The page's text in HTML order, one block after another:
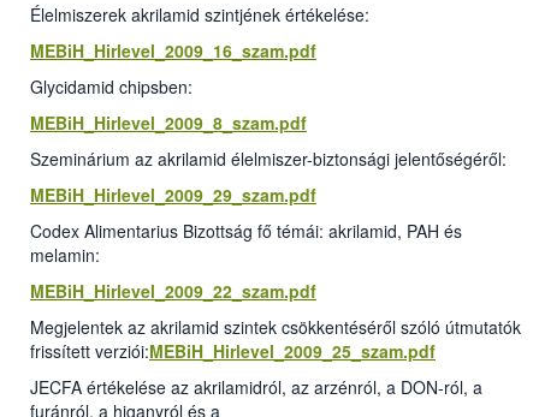
Élelmiszerek akrilamid szintjének értékelése:
MEBiH_Hirlevel_2009_16_szam.pdf
Glycidamid chipsben:
MEBiH_Hirlevel_2009_8_szam.pdf
Szeminárium az akrilamid élelmiszer-biztonsági jelentőségéről:
MEBiH_Hirlevel_2009_29_szam.pdf
Codex Alimentarius Bizottság fő témái: akrilamid, PAH és
melamin:
MEBiH_Hirlevel_2009_22_szam.pdf
Megjelentek az akrilamid szintek csökkentéséről szóló útmutatók
frissített verziói:MEBiH_Hirlevel_2009_25_szam.pdf
JECFA értékelése az akrilamidról, az arzénról, a DON-ról, a
furánról, a higanyról és a